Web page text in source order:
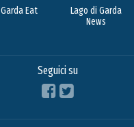
Garda Eat
Lago di Garda
News
Seguici su